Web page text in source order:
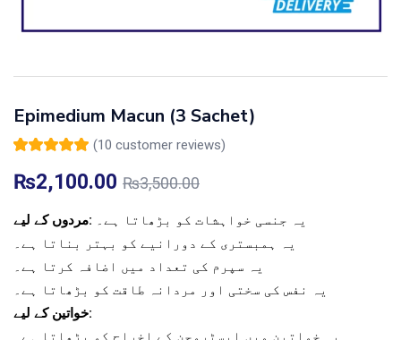
Epimedium Macun (3 Sachet)
5 based on
customer
(10 customer reviews)
₨2,100.00 ₨3,500.00
مردوں کے لیے: یہ جنسی خواہشات کو بڑھاتا ہے۔
یہ ہمبستری کے دورانیے کو بہتر بناتا ہے۔
یہ سپرم کی تعداد میں اضافہ کرتا ہے۔
یہ نفس کی سختی اور مردانہ طاقت کو بڑھاتا ہے۔
خواتین کے لیے:
یہ خواتین میں ایسٹروجن کے اخراج کو بڑھاتا ہے۔